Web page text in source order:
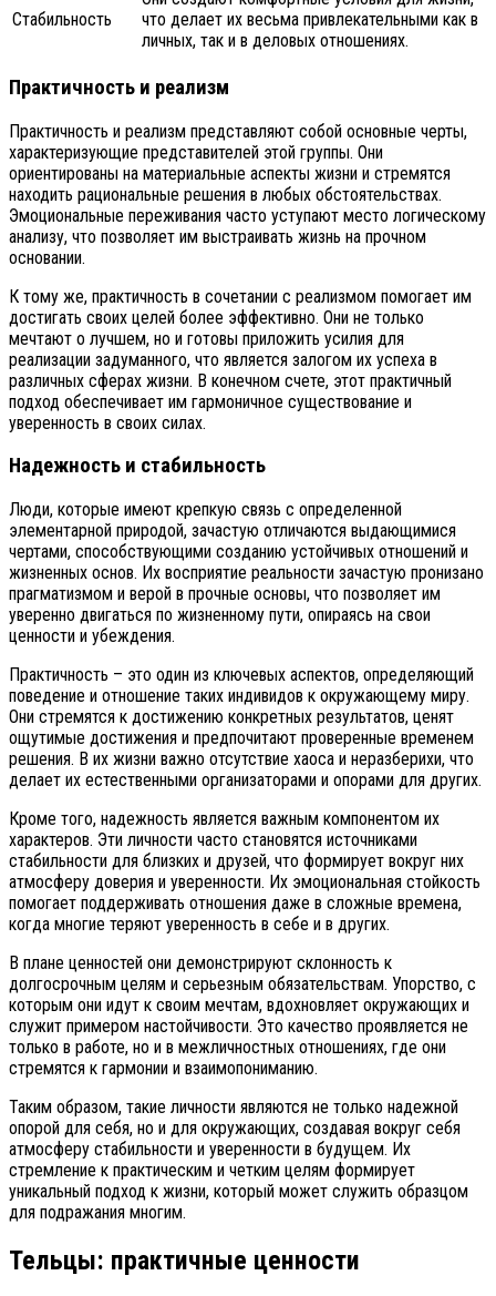
Стабильность
что делает их весьма привлекательными как в
личных, так и в деловых отношениях.
Практичность и реализм
Практичность и реализм представляют собой основные черты,
характеризующие представителей этой группы. Они
ориентированы на материальные аспекты жизни и стремятся
находить рациональные решения в любых обстоятельствах.
Эмоциональные переживания часто уступают место логическому
анализу, что позволяет им выстраивать жизнь на прочном
основании.
К тому же, практичность в сочетании с реализмом помогает им
достигать своих целей более эффективно. Они не только
мечтают о лучшем, но и готовы приложить усилия для
реализации задуманного, что является залогом их успеха в
различных сферах жизни. В конечном счете, этот практичный
подход обеспечивает им гармоничное существование и
уверенность в своих силах.
Надежность и стабильность
Люди, которые имеют крепкую связь с определенной
элементарной природой, зачастую отличаются выдающимися
чертами, способствующими созданию устойчивых отношений и
жизненных основ. Их восприятие реальности зачастую пронизано
прагматизмом и верой в прочные основы, что позволяет им
уверенно двигаться по жизненному пути, опираясь на свои
ценности и убеждения.
Практичность – это один из ключевых аспектов, определяющий
поведение и отношение таких индивидов к окружающему миру.
Они стремятся к достижению конкретных результатов, ценят
ощутимые достижения и предпочитают проверенные временем
решения. В их жизни важно отсутствие хаоса и неразберихи, что
делает их естественными организаторами и опорами для других.
Кроме того, надежность является важным компонентом их
характеров. Эти личности часто становятся источниками
стабильности для близких и друзей, что формирует вокруг них
атмосферу доверия и уверенности. Их эмоциональная стойкость
помогает поддерживать отношения даже в сложные времена,
когда многие теряют уверенность в себе и в других.
В плане ценностей они демонстрируют склонность к
долгосрочным целям и серьезным обязательствам. Упорство, с
которым они идут к своим мечтам, вдохновляет окружающих и
служит примером настойчивости. Это качество проявляется не
только в работе, но и в межличностных отношениях, где они
стремятся к гармонии и взаимопониманию.
Таким образом, такие личности являются не только надежной
опорой для себя, но и для окружающих, создавая вокруг себя
атмосферу стабильности и уверенности в будущем. Их
стремление к практическим и четким целям формирует
уникальный подход к жизни, который может служить образцом
для подражания многим.
Тельцы: практичные ценности